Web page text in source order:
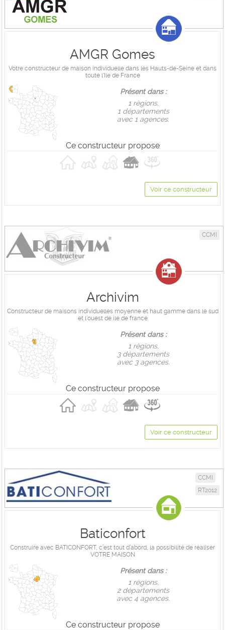
AMGR Gomes
Votre constructeur de maison individuelle dans les Hauts-de-Seine et dans
toute l'Ile de France
Présent dans :
1 règions,
1 départements
avec 1 agences.
Ce constructeur propose
Voir ce constructeur
CCMI
Archivim
Constructeur de maisons individuelles moyenne et haut gamme dans le sud
et l'ouest de ile de france
Présent dans :
1 règions,
3 départements
avec 3 agences.
Ce constructeur propose
Voir ce constructeur
CCMI
RT2012
Baticonfort
Construire avec BATICONFORT, c’est tout d’abord, la possibilité de réaliser
VOTRE MAISON
Présent dans :
1 règions,
2 départements
avec 4 agences.
Ce constructeur propose